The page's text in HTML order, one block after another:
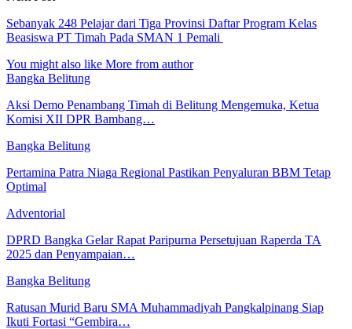
Sebanyak 248 Pelajar dari Tiga Provinsi Daftar Program Kelas
Beasiswa PT Timah Pada SMAN 1 Pemali
You might also like More from author
Bangka Belitung
Aksi Demo Penambang Timah di Belitung Mengemuka, Ketua
Komisi XII DPR Bambang…
Bangka Belitung
Pertamina Patra Niaga Regional Pastikan Penyaluran BBM Tetap
Optimal
Adventorial
DPRD Bangka Gelar Rapat Paripurna Persetujuan Raperda TA
2025 dan Penyampaian…
Bangka Belitung
Ratusan Murid Baru SMA Muhammadiyah Pangkalpinang Siap
Ikuti Fortasi “Gembira…